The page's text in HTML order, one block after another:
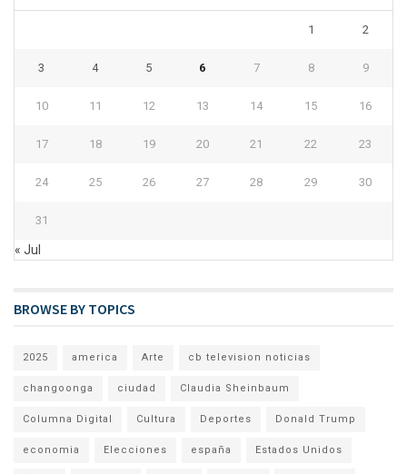
1 2
3 4 5 6 7 8 9
10 11 12 13 14 15 16
17 18 19 20 21 22 23
24 25 26 27 28 29 30
31
« Jul
BROWSE BY TOPICS
2025 america Arte cb television noticias
changoonga ciudad Claudia Sheinbaum
Columna Digital Cultura Deportes Donald Trump
economia Elecciones españa Estados Unidos